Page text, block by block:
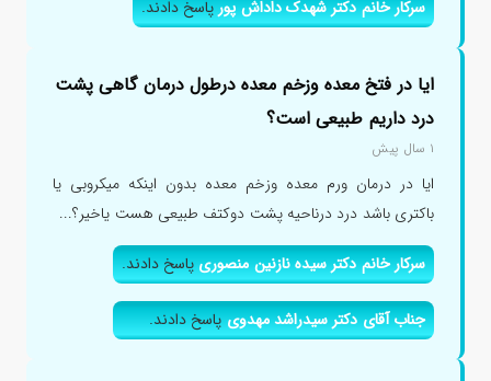
سرکار خانم دکتر شهدک داداش پورپاسخ دادند.
ایا در فتخ معده وزخم معده درطول درمان گاهی پشت
درد داریم طبیعی است؟
۱ سال پیش
ایا در درمان ورم معده وزخم معده بدون اینکه میکروبی یا
باکتری باشد درد درناحیه پشت دوکتف طبیعی هست یاخیر؟...
سرکار خانم دکتر سیده نازنین منصوریپاسخ دادند.
جناب آقای دکتر سیدراشد مهدویپاسخ دادند.